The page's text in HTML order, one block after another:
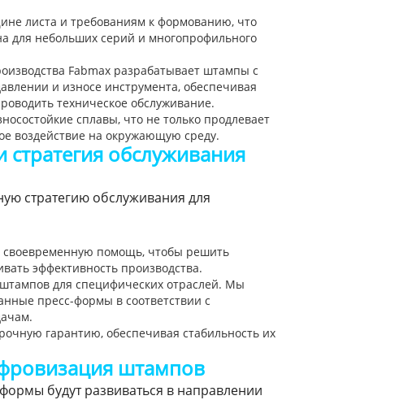
листа и требованиям к формованию, что
для небольших серий и многопрофильного
Fabmax разрабатывает штампы с
и износе инструмента, обеспечивая
техническое обслуживание.
сплавы, что не только продлевает
воздействие на окружающую среду.
обслуживания
стратегию обслуживания для
своевременную помощь, чтобы решить
эффективность производства.
для специфических отраслей. Мы
пресс-формы в соответствии с
гарантию, обеспечивая стабильность их
штампов
будут развиваться в направлении